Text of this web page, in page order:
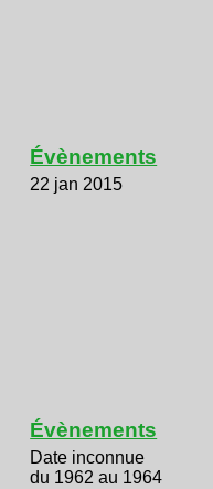
Évènements
22 jan 2015
Évènements
Date inconnue
du 1962 au 1964